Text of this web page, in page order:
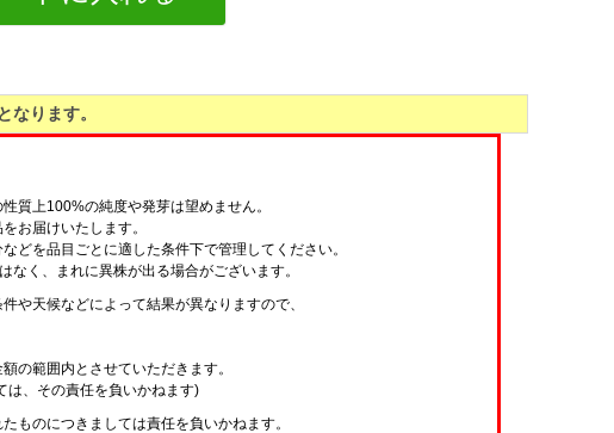
なります。
質上100%の純度や発芽は望めません。
お届けいたします。
どを品目ごとに適した条件下で管理してください。
く、まれに異株が出る場合がございます。
や天候などによって結果が異なりますので、
の範囲内とさせていただきます。
は、その責任を負いかねます)
ものにつきましては責任を負いかねます。